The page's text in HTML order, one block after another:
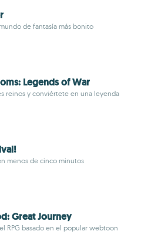
de fantasía más bonito
Legends of War
reinos y conviértete en una leyenda
menos de cinco minutos
Great Journey
RPG basado en el popular webtoon